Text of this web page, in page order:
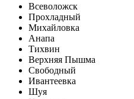
Всеволожск
Прохладный
Михайловка
Анапа
Тихвин
Верхняя Пышма
Свободный
Ивантеевка
Шуя